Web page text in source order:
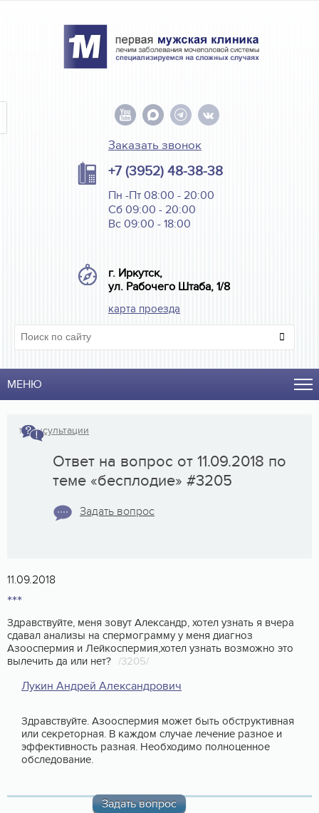
Заказать звонок
+7 (3952) 48-38-38
Пн -Пт 08:00 - 20:00
Сб 09:00 - 20:00
Вс 09:00 - 18:00
г. Иркутск,
ул. Рабочего Штаба, 1/8
карта проезда
МЕНЮ
↑Консультации
Ответ на вопрос от 11.09.2018 по
теме «бесплодие» #3205
Задать вопрос
11.09.2018
***
Здравствуйте, меня зовут Александр, хотел узнать я вчера
сдавал анализы на спермограмму у меня диагноз
Азооспермия и Лейкоспермия,хотел узнать возможно это
вылечить да или нет? /3205/
Задать вопрос
Лукин Андрей Александрович
Здравствуйте. Азооспермия может быть обструктивная
или секреторная. В каждом случае лечение разное и
эффективность разная. Необходимо полноценное
обследование.